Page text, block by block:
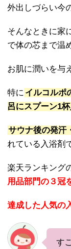
外出しづらい今
そんなときに家
で体の芯まで温
お肌に潤いを与
特に イルコルポ
呂にスプーン1
サウナ後の発汗
れている入浴剤
楽天ランキング
用品部門の３冠
達成した人気の
す